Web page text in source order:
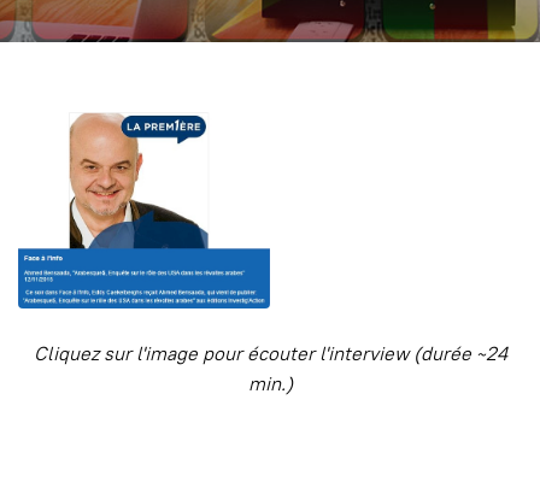
Cliquez sur l'image pour écouter l'interview (durée ~24
min.)